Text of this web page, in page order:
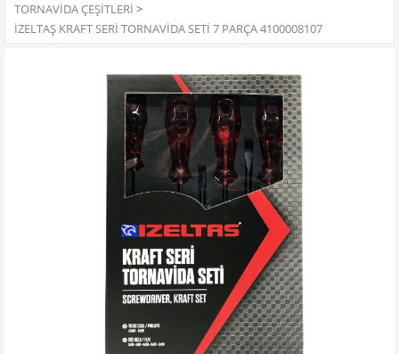
TORNAVIDA ÇEŞITLERI >
İZELTAŞ KRAFT SERI TORNAVIDA SETI 7 PARÇA 4100008107